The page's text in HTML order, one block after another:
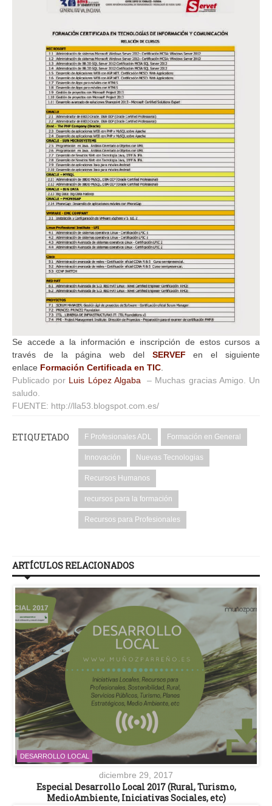
Se accede a la información e inscripción de estos cursos a
través de la página web del SERVEF en el siguiente
enlace Formación Certificada en TIC
Publicado por Luis López Algaba
– Muchas gracias Amigo. Un
saludo.
FUENTE: http://lla53.blogspot.com.es/
ETIQUETADO F Profesionales ADL Formación en General
Innovación Nuevas Tecnologias
Recursos Humanos
recursos para la formación
Recursos para Profesionales
ARTÍCULOS RELACIONADOS
DESARROLLO LOCAL
diciembre 29, 2017
Especial Desarrollo Local 2017 (Rural, Turismo,
MedioAmbiente, Iniciativas Sociales, etc)